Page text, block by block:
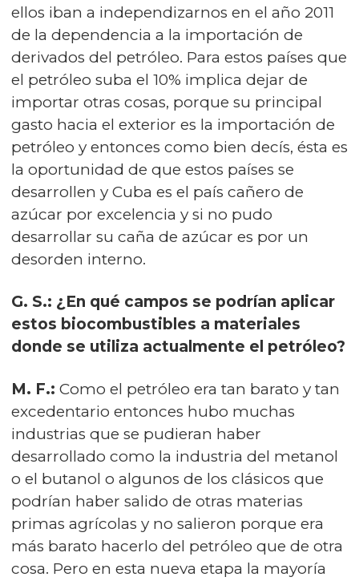
ellos iban a independizarnos en el año 2011
de la dependencia a la importación de
derivados del petróleo. Para estos países que
el petróleo suba el 10% implica dejar de
importar otras cosas, porque su principal
gasto hacia el exterior es la importación de
petróleo y entonces como bien decís, ésta es
la oportunidad de que estos países se
desarrollen y Cuba es el país cañero de
azúcar por excelencia y si no pudo
desarrollar su caña de azúcar es por un
desorden interno.
G. S.: ¿En qué campos se podrían aplicar
estos biocombustibles a materiales
donde se utiliza actualmente el petróleo?
M. F.: Como el petróleo era tan barato y tan
excedentario entonces hubo muchas
industrias que se pudieran haber
desarrollado como la industria del metanol
o el butanol o algunos de los clásicos que
podrían haber salido de otras materias
primas agrícolas y no salieron porque era
más barato hacerlo del petróleo que de otra
cosa. Pero en esta nueva etapa la mayoría